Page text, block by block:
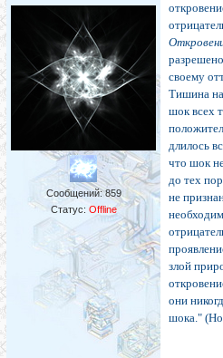
Сообщений:859
Статус: Offline
своему
Тишина
шок всех
длилось
что шок
до тех
не
злой
они
шока."